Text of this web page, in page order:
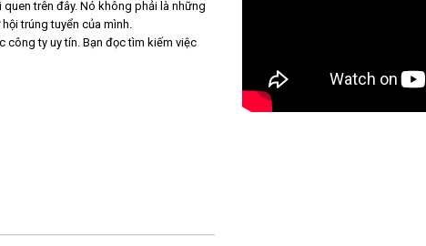
trên đây. Nó không phải là những
trúng tuyển của mình.
công ty uy tín. Bạn đọc tìm kiếm việc